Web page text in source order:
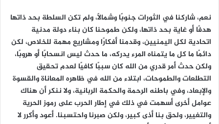
نعم، شاركنا في الثورات جنوبًا وشمالًا، ولم تكن السلطة بحد ذاتها
هدفًا أو غاية بحد ذاتها، ولكن طموحنا كان بناء دولة مدنية
اتحادية لكل اليمنيين، وقدمنا أفكارًا ومشاريع مهمة للخلاص، لكن
دائمًا ما كل ما يتمناه المرء يدركه، ما حدث ليس انسحابًا أو هروبًا،
ولكن حدث أمر قدري من الله كان سببًا كافيًا لعدم تحقيق
التطلعات والطموحات، ابتلاء من الله في ظاهره المعاناة والقسوة
والإبعاد، وفي باطنه الرحمة والحكمة الربانية، ولا ننكر أن هناك
عوامل أخرى أسهمت في ذلك في إطار الحرب على رموز الحرية
والتغيير، ولحق بنا أذى كبير، ولكن صبرنا واحتسبنا. أعود وأكرر لا